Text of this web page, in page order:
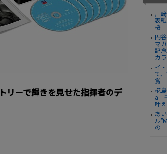
リーで輝きを見せた指揮者のデ
川
表
桜
円
マ
記
カ
イ
て
賞
椛
a」
叶
あ
ル
の